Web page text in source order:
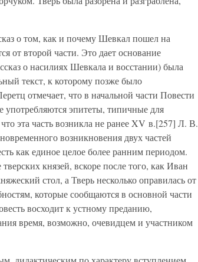
о том, как и почему Шевкал пошел на
от второй части. Это дает основание
о насилиях Шевкала и восстании) была
текст, к которому позже было
отмечает, что в начальной части Повести
эпитеты, типичные для
эта часть возникла не ранее XV в.[257] Л. В.
возникновения двух частей
как единое целое более ранним периодом.
князей, вскоре после того, как Иван
стол, а Тверь несколько оправилась от
которые сообщаются в основной части
восходит к устному преданию,
время, возможно, очевидцем и участником